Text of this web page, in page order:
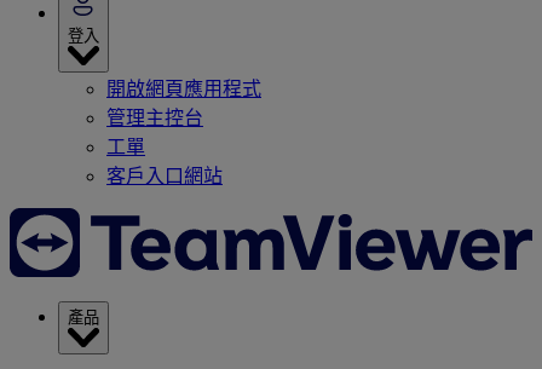
登入
開啟網頁應用程式
管理主控台
工單
客戶入口網站
產品